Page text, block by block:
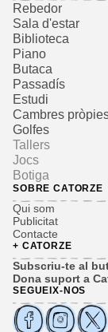
Rebedor
Sala d'estar
Biblioteca
Piano
Butaca
Passadís
Estudi
Cambres
Golfes
Tallers
Jocs
Botiga
SOBRE CATORZE
Qui som
Publicitat
Contacte
+ CATORZE
Subscriu-te al
Dona suport a
SEGUEIX-NOS